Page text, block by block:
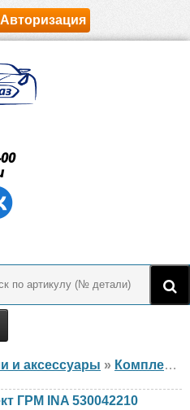
Авторизация
и аксессуары » Комплект ГРМ
ГРМ INA 530042210